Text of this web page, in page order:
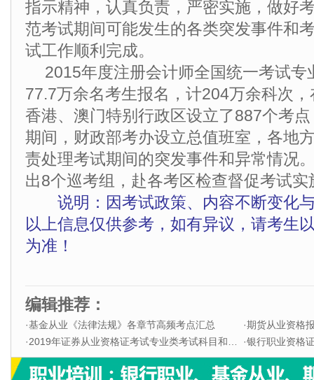
指示精神，认真负责，严密实施，做好
范考试期间可能发生的各类突发事件和
试工作顺利完成。
2015年度注册会计师全国统一考试专
77.7万余名考生报名，计204万余科次
香港、澳门特别行政区设立了887个考
期间，财政部考办设立总值班室，各地
责处理考试期间的突发事件和异常情况
出8个巡考组，赴各考区检查督促考试实
说明：因考试政策、内容不断变化
以上信息仅供参考，如有异议，请考生
为准！
编辑推荐：
·基金从业《法律法规》各章节高频考点汇总 ·期货从业资格
·2019年证券从业资格证考试专业类考试科目和题型 ·银行职业资格证